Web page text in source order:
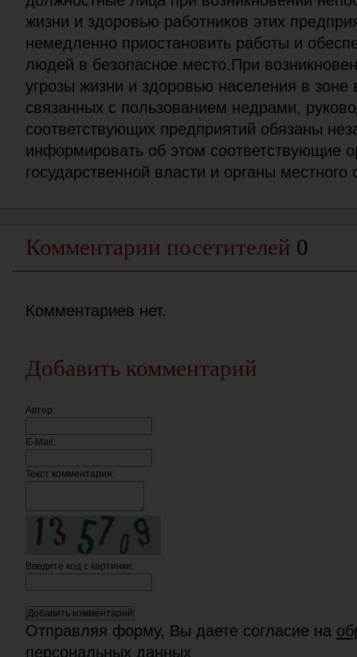
жизни и здоровью работников этих
немедленно приостановить работы и
людей в безопасное место.При
угрозы жизни и здоровью населения в зоне
связанных с пользованием недрами,
соответствующих предприятий обязаны
информировать об этом соответствующие
государственной власти и органы
Комментарии посетителей 0
Комментариев нет.
Добавить комментарий
Автор:
E-Mail:
Текст комментария:
Введите код c картинки:
Отправляя форму, Вы даете согласие на
персональных данных